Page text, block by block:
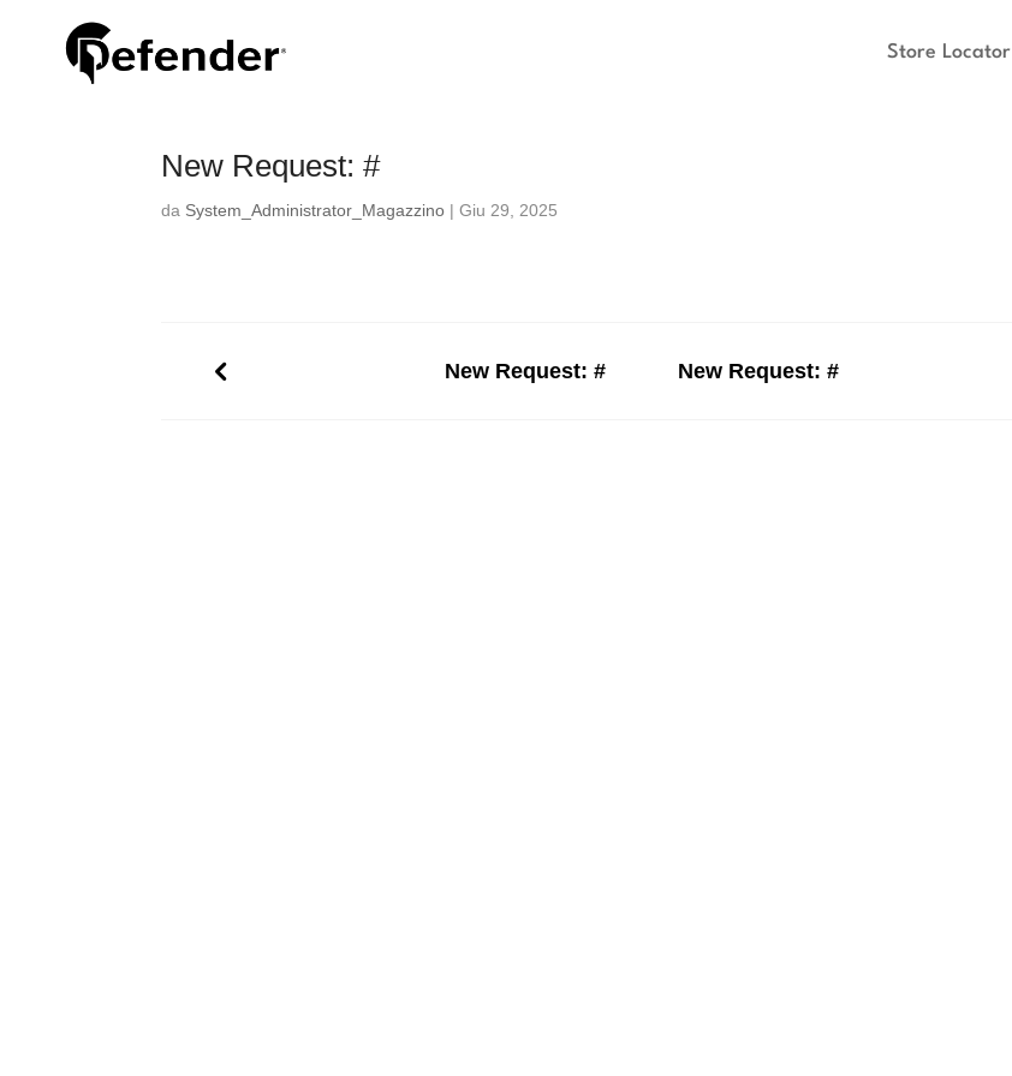
Store Locator
New Request: #
da System_Administrator_Magazzino |Giu 29, 2025
New Request: # New Request: #